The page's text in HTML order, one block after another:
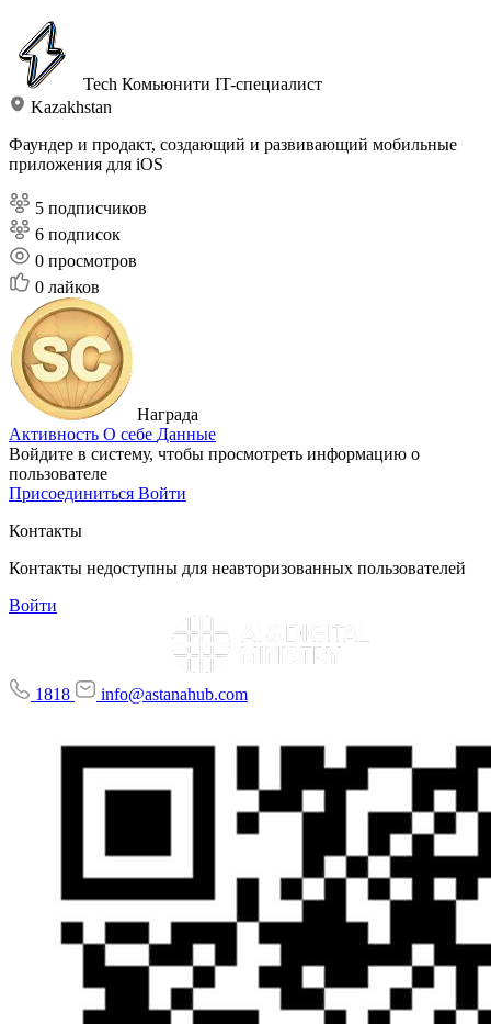
Tech Комьюнити IT-специалист
Kazakhstan
Фаундер и продакт, создающий и развивающий мобильные
приложения для iOS
5 подписчиков
6 подписок
0 просмотров
0 лайков
Награда
Активность О себе Данные
Войдите в систему, чтобы просмотреть информацию о
пользователе
Присоединиться Войти
Контакты
Контакты недоступны для неавторизованных пользователей
Войти
1818 info@astanahub.com